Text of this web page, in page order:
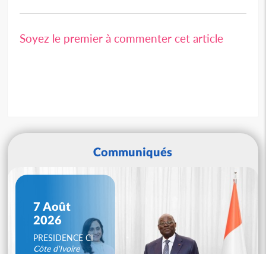
Soyez le premier à commenter cet article
Communiqués
7 Août
2026
PRESIDENCE CI
Côte d'Ivoire